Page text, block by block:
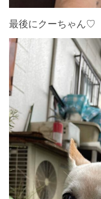
最後にクーちゃん♡